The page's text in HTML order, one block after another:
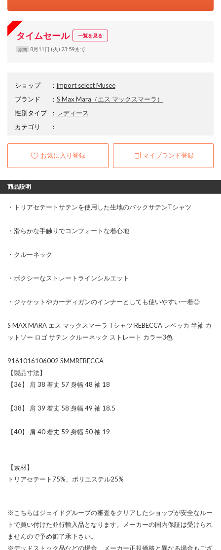
タイムセール 一覧を見る
期間 8月11日 (火) 23:59まで
ショップ ： import select Musee
ブランド
： S Max Mara （エス マックスマーラ）
性別タイプ
： レディース
カテゴリ
：
お気に入り登録 マイブランド登録
商品説明
・トリアセテートサテンを使用した生地のバックサテンTシャツ
・滑らかな手触りでコンフォートな着心地
・クルーネック
・ボクシーなストレートラインシルエット
・ジャケットやカーディガンのインナーとしても使いやすい一着◎
S MAX MARA エス マックスマーラ Tシャツ REBECCA レベッカ 半袖 カ
ットソー ロゴ サテン クルーネック ストレート カラー3色
9161016106002 SMMREBECCA
【製品寸法】
【36】 肩 38 着丈 57 身幅 48 袖 18
【38】 肩 39 着丈 58 身幅 49 袖 18.5
【40】 肩 40 着丈 59 身幅 50 袖 19
【素材】
トリアセテート75%、ポリエステル25%
※こちらはジェイドグループの審査をクリアしたショップが安全なルー
トで買い付けた並行輸入品となります。メーカーの国内保証は受けられ
ませんので予め御了承下さい。
※デッドストック品などの場合、メーカー正規価格と異なる場合もござ